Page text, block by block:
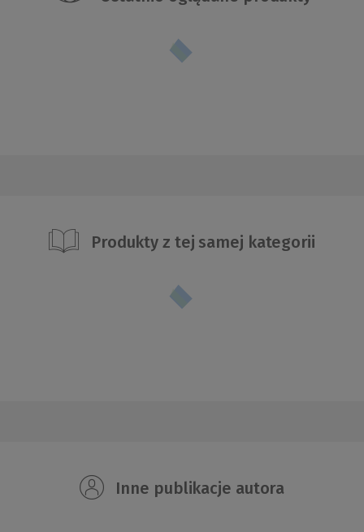
Produkty z tej samej kategorii
Inne publikacje autora